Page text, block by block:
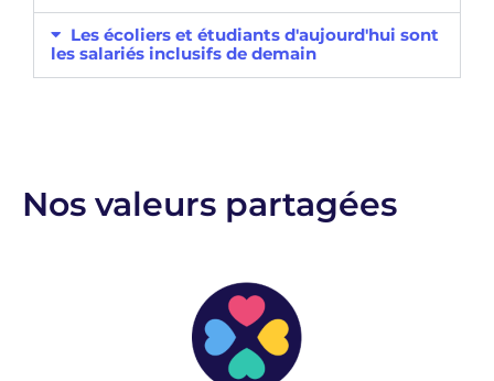
Les écoliers et étudiants d'aujourd'hui sont
les salariés inclusifs de demain ​
Nos valeurs partagées